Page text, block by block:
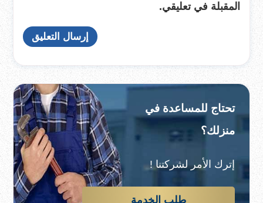
المقبلة في تعليقي.
تحتاج للمساعدة في
منزلك؟
إترك الأمر لشركتنا !
طلب الخدمة